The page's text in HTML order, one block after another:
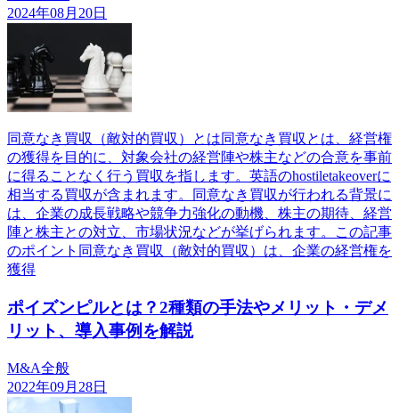
2024年08月20日
同意なき買収（敵対的買収）とは同意なき買収とは、経営権
の獲得を目的に、対象会社の経営陣や株主などの合意を事前
に得ることなく行う買収を指します。英語のhostiletakeoverに
相当する買収が含まれます。同意なき買収が行われる背景に
は、企業の成長戦略や競争力強化の動機、株主の期待、経営
陣と株主との対立、市場状況などが挙げられます。この記事
のポイント同意なき買収（敵対的買収）は、企業の経営権を
獲得
ポイズンピルとは？2種類の手法やメリット・デメ
リット、導入事例を解説
M&A全般
2022年09月28日